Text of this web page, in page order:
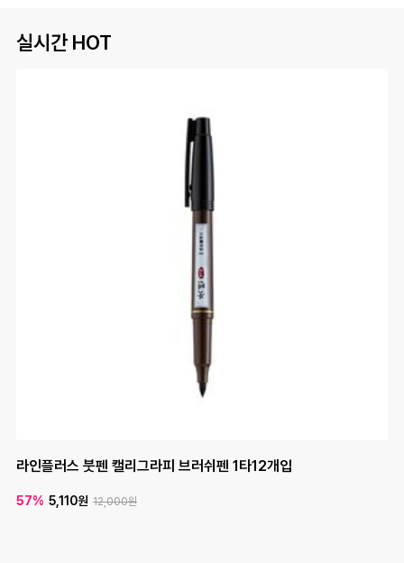
실시간 HOT
라인플러스 패브릭마카 12색세트 염색마카 염색펜
57% 5,110원 12,000원
라인플러스 패브릭마카 16색세트 염색마카 염색펜
57% 6,810원 16,000원
라인플러스 붓펜 캘리그라피 브러쉬펜 1타12개입
57% 5,110원 12,000원
라인플러스 트리마 330 삼각화이트보드마카 1타12입
57% 3,580원 8,400원
유니 제트스트림 2색+샤프 3색+샤프 4색 볼펜 모음 다색펜 멀티
평화 삼각크립 아이디얼크립 (IDEALCLIP) 1갑25개입 클립
45% 1,320원 2,400원
평화 울트라 2공펀치 70mm 제본용 강력펀치
45% 104,500원 190,000원
평화 울트라 강력1공펀치용 핀보드세트 PKC-952
45% 30,250원 55,000원
평화 울트라 1공펀치 강력펀치
45% 71,500원 130,000원
평화 울트라 할로우 2공펀치 80mm 제본용 강력펀치
45% 104,500원 190,000원
08 평화 울트라 강력1공펀치용 핀보드세트 PKC-952